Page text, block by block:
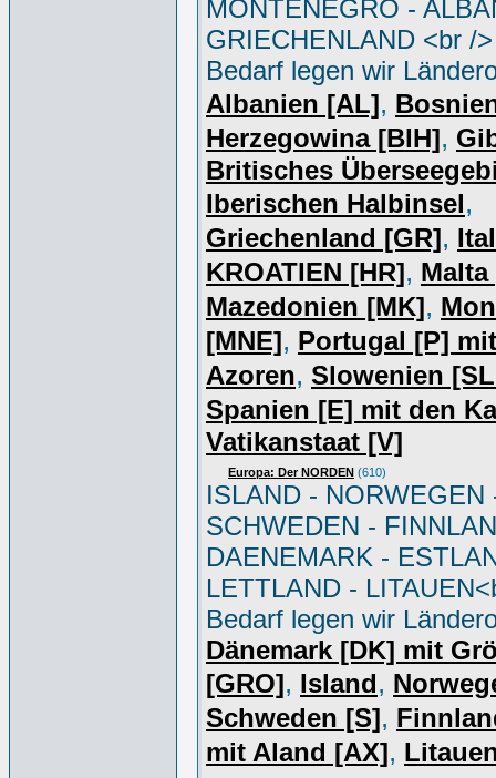
MONTENEGRO -
GRIECHENLAND <br /
Bedarf legen wir
Albanien [AL],
Herzegowina [BIH],
Britisches
Iberischen Halbinsel,
Griechenland [GR],
KROATIEN [HR], Malta
Mazedonien [MK],
[MNE], Portugal [P]
Azoren, Slowenien
Spanien [E] mit den
Vatikanstaat [V]
Europa: Der NORDEN (610)
ISLAND - NORWEGEN
SCHWEDEN -
DAENEMARK -
LETTLAND -
Bedarf legen wir
Dänemark [DK] mit
[GRO], Island,
Schweden [S],
mit Aland [AX],